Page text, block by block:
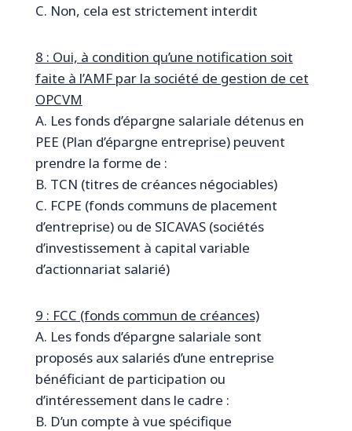
C. Non, cela est strictement interdit
8 : Oui, à condition qu’une notification soit
faite à l’AMF par la société de gestion de cet
OPCVM
A. Les fonds d’épargne salariale détenus en
PEE (Plan d’épargne entreprise) peuvent
prendre la forme de :
B. TCN (titres de créances négociables)
C. FCPE (fonds communs de placement
d’entreprise) ou de SICAVAS (sociétés
d’investissement à capital variable
d’actionnariat salarié)
9 : FCC (fonds commun de créances)
A. Les fonds d’épargne salariale sont
proposés aux salariés d’une entreprise
bénéficiant de participation ou
d’intéressement dans le cadre :
B. D’un compte à vue spécifique